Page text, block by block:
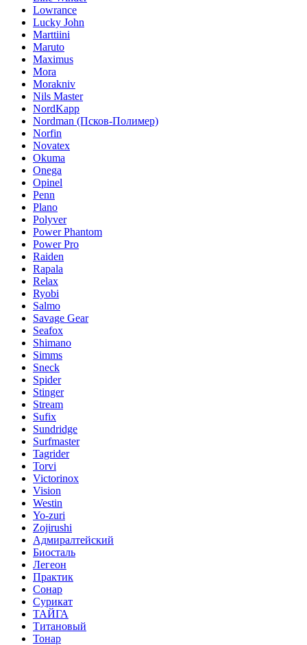
Lowrance
Lucky John
Marttiini
Maruto
Maximus
Mora
Morakniv
Nils Master
NordKapp
Nordman (Псков-Полимер)
Norfin
Novatex
Okuma
Onega
Opinel
Penn
Plano
Polyver
Power Phantom
Power Pro
Raiden
Rapala
Relax
Ryobi
Salmo
Savage Gear
Seafox
Shimano
Simms
Sneck
Spider
Stinger
Stream
Sufix
Sundridge
Surfmaster
Tagrider
Torvi
Victorinox
Vision
Westin
Yo-zuri
Zojirushi
Адмиралтейский
Биосталь
Легеон
Практик
Сонар
Сурикат
ТАЙГА
Титановый
Тонар